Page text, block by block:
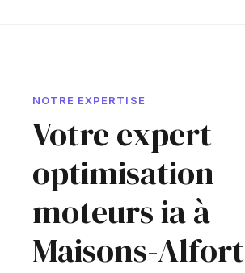
NOTRE EXPERTISE
Votre expert
optimisation
moteurs ia à
Maisons-Alfort